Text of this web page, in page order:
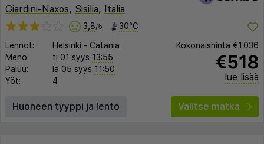
Giardini-Naxos, Sisilia, Italia
3,8/5 30°C
Lennot: Helsinki - Catania
Meno:
ti 01 syys 13:55
Paluu:
la 05 syys 11:50
Yöt:
4
Kokonaishinta €1.036
€518
lue lisää
Huoneen tyyppi ja lento Valitse matka